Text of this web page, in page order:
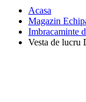
Acasa
Magazin
Imbracaminte
Vesta de lucru